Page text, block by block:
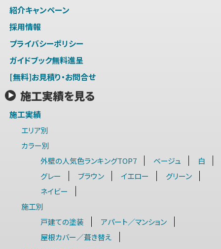
紹介キャンペーン
採用情報
プライバシーポリシー
ガイドブック無料進呈
[無料]お見積り・お問合せ
施工実績を見る
施工実績
エリア別
カラー別
外壁の人気色ランキングTOP7
ベージュ
白
グレー
ブラウン イエロー
グリーン
ネイビー
施工別
戸建ての塗装
アパート／マンション
屋根カバー／葺き替え